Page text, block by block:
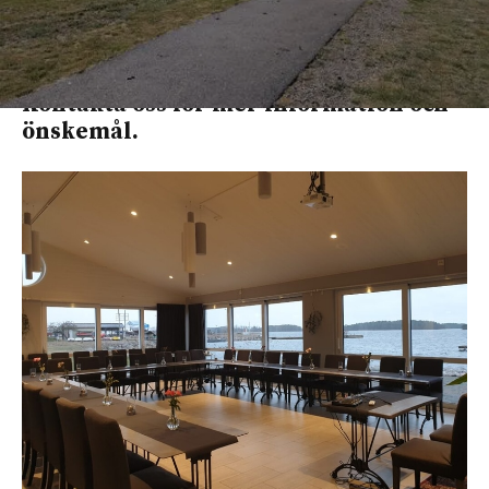
Förlägg ditt event i härlig
skärgårdsmiljö.
Kontakta oss för mer information och
önskemål.